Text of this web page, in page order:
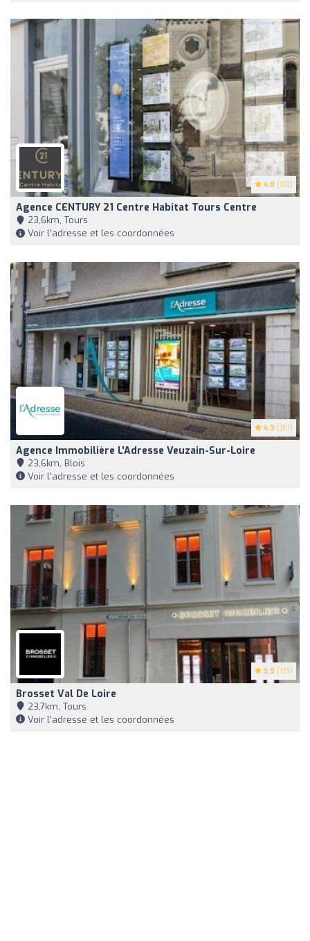
4.8 (173)
Agence CENTURY 21 Centre Habitat Tours Centre
23,6km, Tours
Voir l'adresse et les coordonnées
4.9 (151)
Agence Immobilière L'Adresse Veuzain-Sur-Loire
23,6km, Blois
Voir l'adresse et les coordonnées
3.9 (173)
Brosset Val De Loire
23,7km, Tours
Voir l'adresse et les coordonnées